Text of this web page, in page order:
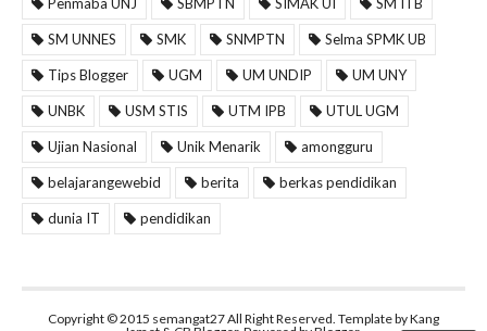
SM UNNES SMK SNMPTN Selma SPMK UB
Tips Blogger UGM UM UNDIP UM UNY
UNBK USM STIS UTM IPB UTUL UGM
Ujian Nasional Unik Menarik amongguru
belajarangewebid berita berkas pendidikan
dunia IT pendidikan
Copyright © 2015 semangat27All Right Reserved. Template byKang